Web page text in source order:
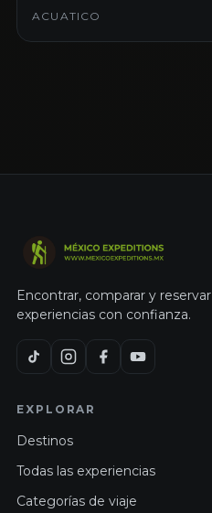
ACUATICO
Encontrar, comparar y reservar
experiencias con confianza.
EXPLORAR
Destinos
Todas las experiencias
Categorías de viaje